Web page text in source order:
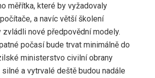
měřítka, které by vyžadovaly
a navíc větší školení
nové předpovědní modely.
počasí bude trvat minimálně do
ministerstvo civilní obrany
a vytrvalé deště budou nadále